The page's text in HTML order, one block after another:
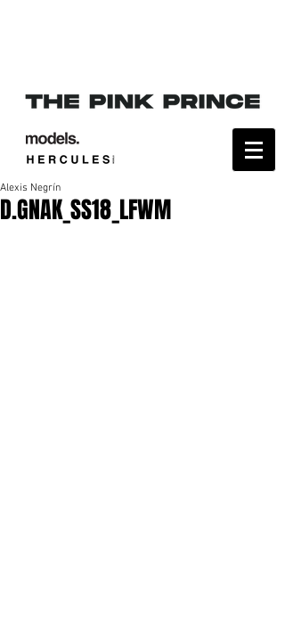
D.GNAK_SS18_LFWM
Alexis Negrín